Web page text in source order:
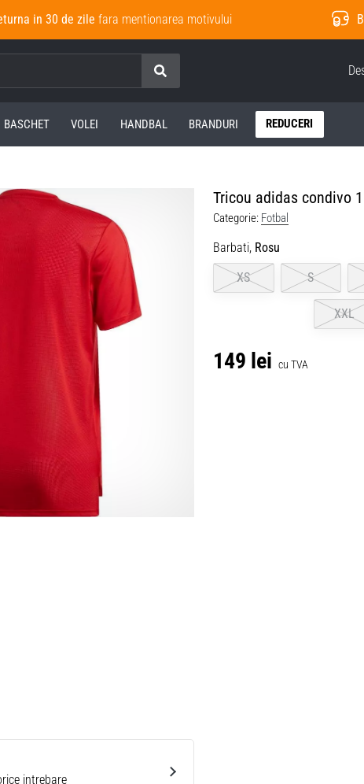
in 30 de zile fara mentionarea motivului
Cauta
BASCHET VOLEI HANDBAL BRANDURI REDUCERI
Tricou adidas condivo
Categorie: Fotbal
Barbati, Rosu
XS
S
XXL
149 lei cu TVA
intrebare